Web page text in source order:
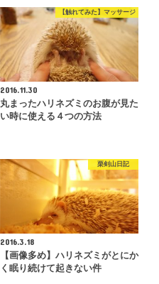
【触れてみた】マッサージ
2016.11.30
丸まったハリネズミのお腹が見た
い時に使える４つの方法
栗剣山日記
2016.3.18
【画像多め】ハリネズミがとにか
く眠り続けて起きない件